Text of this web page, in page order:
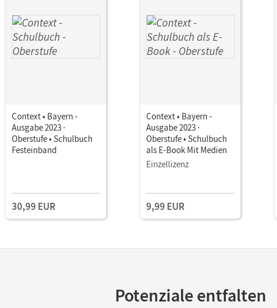
Context • Bayern -
Ausgabe 2023 ·
Oberstufe • Schulbuch
Festeinband
30,99 EUR
Context • Bayern -
Ausgabe 2023 ·
Oberstufe • Schulbuch
als E-Book Mit Medien
Einzellizenz
9,99 EUR
Potenziale entfalten